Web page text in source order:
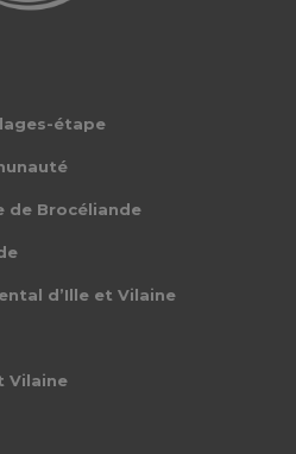
étape
de Brocéliande
d’Ille et Vilaine
Vilaine